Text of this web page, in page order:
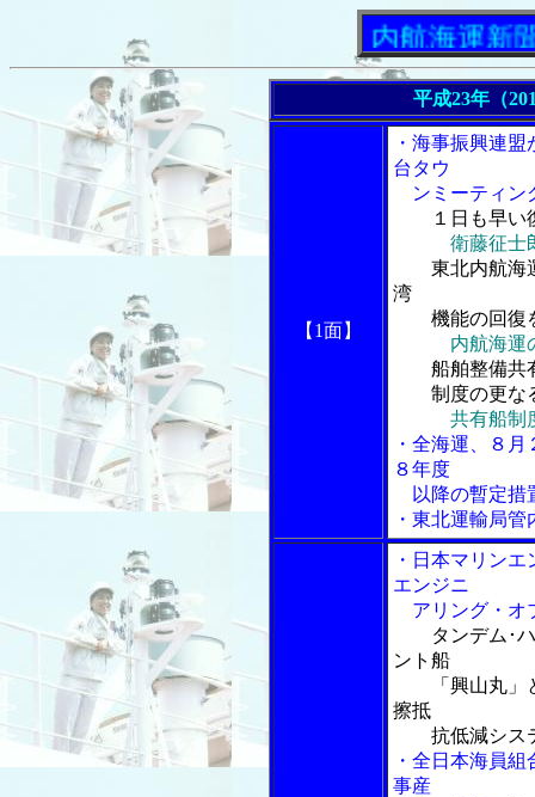
「内航海運新聞」
平成23年（
【1面】
・海事振興連
台タウ
ンミーティン
１日も早
衛藤征士
東北内航海運
湾
機能の回復
内航海運
船舶整備共有
制度の更な
共有船制
・全海運、８
８年度
以降の暫定措
・東北運輸局
・日本マリン
エンジニ
アリング・オ
タンデム･
ント船
「興山丸」と
擦抵
抗低減シス
・全日本海員
事産